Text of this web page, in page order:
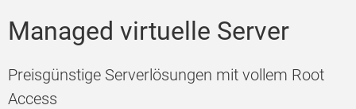
Managed virtuelle Server
Preisgünstige Serverlösungen mit vollem Root
Access